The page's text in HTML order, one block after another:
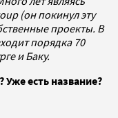
(он покинул эту
проекты. В
порядка 70
и Баку.
есть название?